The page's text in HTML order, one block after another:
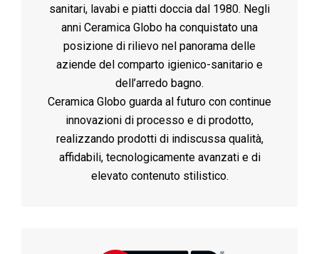
sanitari, lavabi e piatti doccia dal 1980. Negli
anni Ceramica Globo ha conquistato una
posizione di rilievo nel panorama delle
aziende del comparto igienico-sanitario e
dell’arredo bagno.
Ceramica Globo guarda al futuro con continue
innovazioni di processo e di prodotto,
realizzando prodotti di indiscussa qualità,
affidabili, tecnologicamente avanzati e di
elevato contenuto stilistico.